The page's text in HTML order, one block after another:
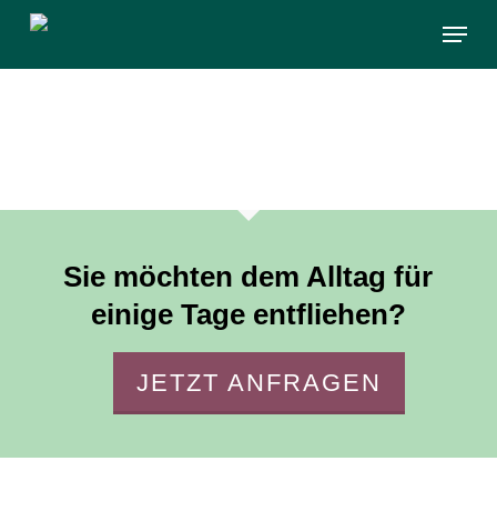
main
Menu
Sie möchten dem Alltag für
einige Tage entfliehen?
JETZT ANFRAGEN